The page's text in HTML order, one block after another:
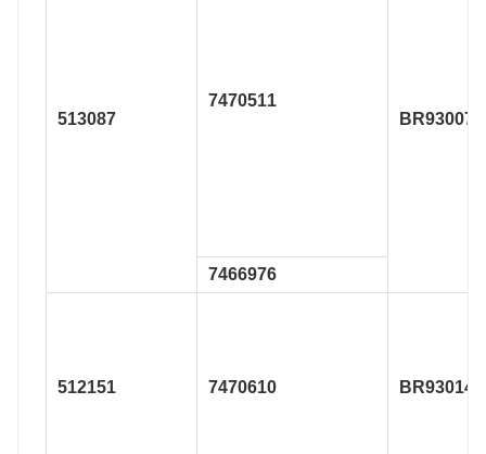
513087
7470511
BR930076
7466976
512151 7470610 BR930145